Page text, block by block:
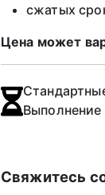
сжатых
Цена может
Свяжитесь